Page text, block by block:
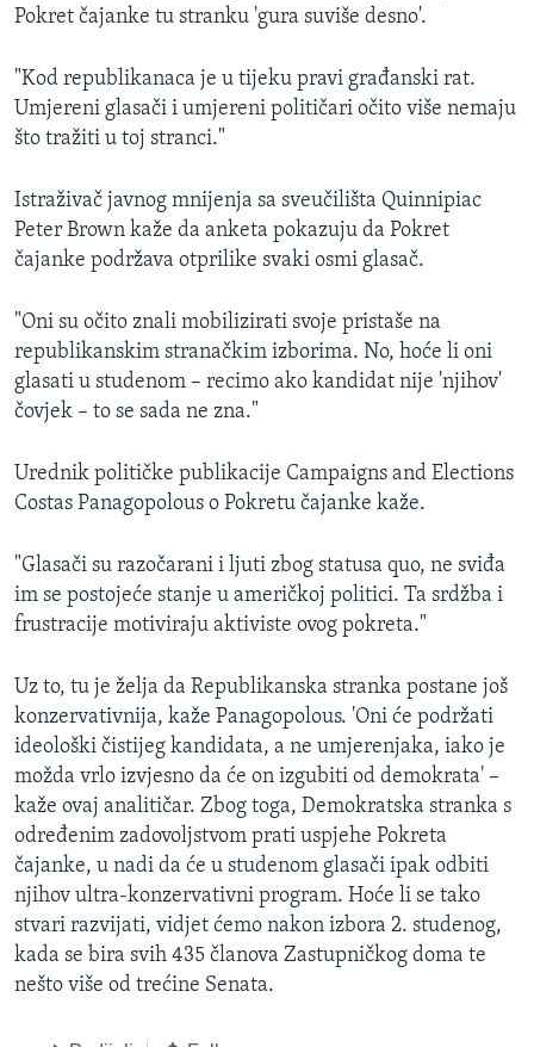
Pokret čajanke tu stranku 'gura suviše desno'.
"Kod republikanaca je u tijeku pravi građanski rat.
Umjereni glasači i umjereni političari očito više nemaju
što tražiti u toj stranci."
Istraživač javnog mnijenja sa sveučilišta Quinnipiac
Peter Brown kaže da anketa pokazuju da Pokret
čajanke podržava otprilike svaki osmi glasač.
"Oni su očito znali mobilizirati svoje pristaše na
republikanskim stranačkim izborima. No, hoće li oni
glasati u studenom – recimo ako kandidat nije 'njihov'
čovjek – to se sada ne zna."
Urednik političke publikacije Campaigns and Elections
Costas Panagopolous o Pokretu čajanke kaže.
"Glasači su razočarani i ljuti zbog statusa quo, ne sviđa
im se postojeće stanje u američkoj politici. Ta srdžba i
frustracije motiviraju aktiviste ovog pokreta."
Uz to, tu je želja da Republikanska stranka postane još
konzervativnija, kaže Panagopolous. 'Oni će podržati
ideološki čistijeg kandidata, a ne umjerenjaka, iako je
možda vrlo izvjesno da će on izgubiti od demokrata' –
kaže ovaj analitičar. Zbog toga, Demokratska stranka s
određenim zadovoljstvom prati uspjehe Pokreta
čajanke, u nadi da će u studenom glasači ipak odbiti
njihov ultra-konzervativni program. Hoće li se tako
stvari razvijati, vidjet ćemo nakon izbora 2. studenog,
kada se bira svih 435 članova Zastupničkog doma te
nešto više od trećine Senata.